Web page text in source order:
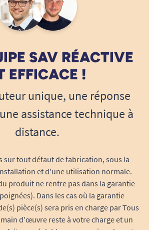
déséquilibre.
les particuliers :facilitez l’accès
personnes fragiles ou en
handicap.
collectivité : en EHPAD,
accessibles, résidences
barre d’appui rabattable
au choix, réglage de hauteur
même après fixation.
retrouver autonomie et
rabattable sur colonneest une
SAV RÉACTIVE
EFFICACE !
unique, une réponse
assistance technique à
distance.
sur tout défaut de fabrication, sous la
et d'une utilisation normale.
produit ne rentre pas dans la garantie
Dans les cas où la garantie
pièce(s) sera pris en charge par Tous
d'œuvre reste à votre charge et un